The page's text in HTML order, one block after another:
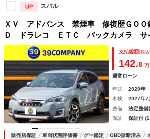
UP スバル
ＸＶ アドバンス 禁煙車 修復歴ＧＯＯ
Ｄ ドラレコ ＥＴＣ バックカメラ サ
ランスソナー オートクルーズコントロー
ト パワーシート 衝突被害軽減システ
支払総額(税込
142.8 万
通常ローン
年式 2020年
車検
2027年7
整備
法定整備
保証
保証付
販売店保証 車両状態評価書 グー鑑定 OBD診断済み